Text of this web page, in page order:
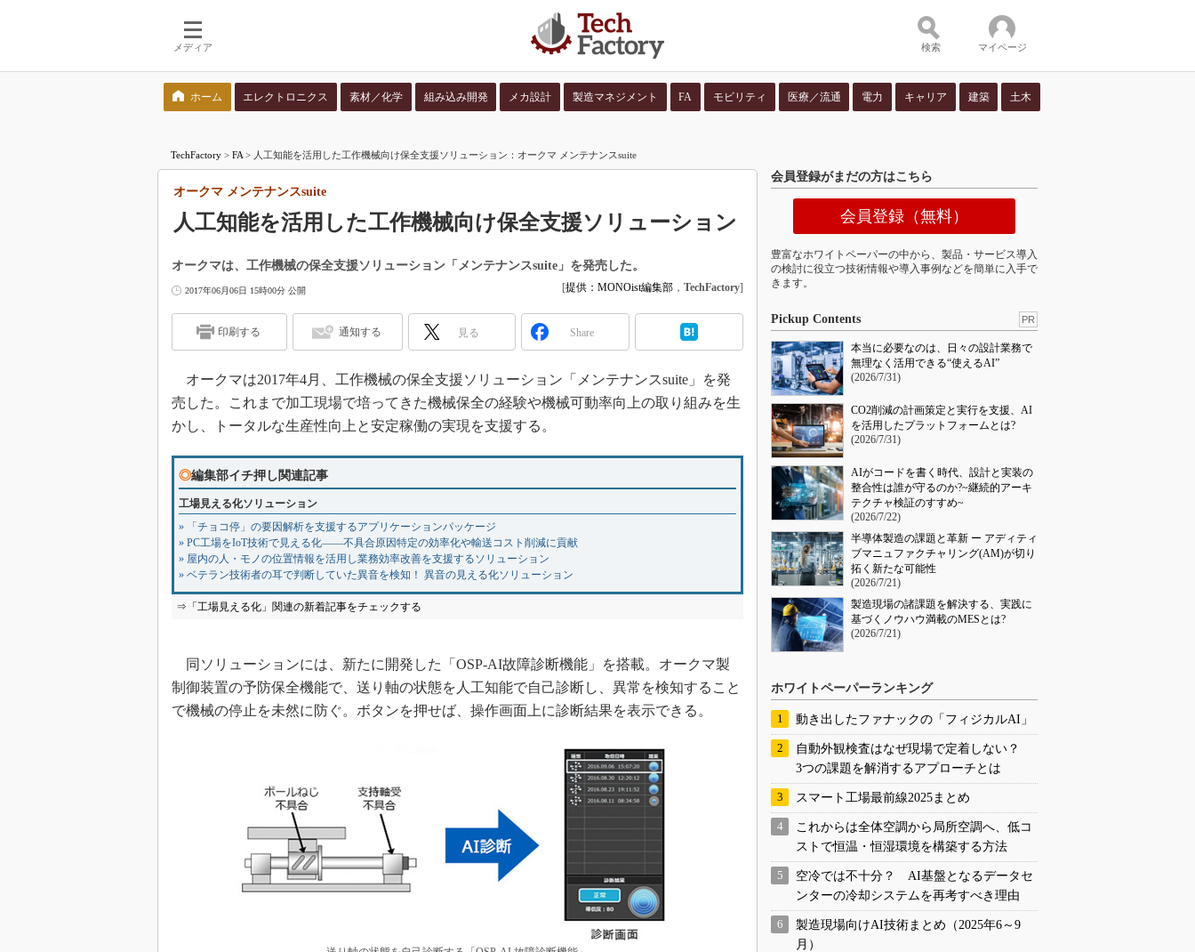
メディア 検索 マイページ
ホーム エレクトロニクス 素材／化学 組み込み開発 メカ設計 製造マネジメント FA モビリティ 医療／流通 電力 キャリア 建築 土木
TechFactory > FA > 人工知能を活用した工作機械向け保全支援ソリューション：オークマ メンテナンスsuite
人工知能を活用した工作機械向け保全支援ソリューション
オークマ メンテナンスsuite
オークマは、工作機械の保全支援ソリューション「メンテナンスsuite」を発売した。
2017年06月06日 15時00分 公開 [提供：MONOist編集部 ， TechFactory]
印刷する 通知する 見る Share
オークマは2017年4月、工作機械の保全支援ソリューション「メンテナンスsuite」を発
売した。これまで加工現場で培ってきた機械保全の経験や機械可動率向上の取り組みを生
かし、トータルな生産性向上と安定稼働の実現を支援する。
◎編集部イチ押し関連記事
工場見える化ソリューション
» 「チョコ停」の要因解析を支援するアプリケーションパッケージ
» PC工場をIoT技術で見える化――不具合原因特定の効率化や輸送コスト削減に貢献
» 屋内の人・モノの位置情報を活用し業務効率改善を支援するソリューション
» ベテラン技術者の耳で判断していた異音を検知！ 異音の見える化ソリューション
⇒「工場見える化」関連の新着記事をチェックする
同ソリューションには、新たに開発した「OSP-AI故障診断機能」を搭載。オークマ製
制御装置の予防保全機能で、送り軸の状態を人工知能で自己診断し、異常を検知すること
で機械の停止を未然に防ぐ。ボタンを押せば、操作画面上に診断結果を表示できる。
会員登録がまだの方はこちら
会員登録（無料）
豊富なホワイトペーパーの中から、製品・サービス導入
の検討に役立つ技術情報や導入事例などを簡単に入手で
きます。
Pickup Contents PR
本当に必要なのは、日々の設計業務で
無理なく活用できる“使えるAI”
(2026/7/31)
CO2削減の計画策定と実行を支援、AI
を活用したプラットフォームとは?
(2026/7/31)
AIがコードを書く時代、設計と実装の
整合性は誰が守るのか?~継続的アーキ
テクチャ検証のすすめ~
(2026/7/22)
半導体製造の課題と革新 ー アディティ
ブマニュファクチャリング(AM)が切り
拓く新たな可能性
(2026/7/21)
製造現場の諸課題を解決する、実践に
基づくノウハウ満載のMESとは?
(2026/7/21)
ホワイトペーパーランキング
動き出したファナックの「フィジカルAI」
自動外観検査はなぜ現場で定着しない？
3つの課題を解消するアプローチとは
スマート工場最前線2025まとめ
これからは全体空調から局所空調へ、低コ
ストで恒温・恒湿環境を構築する方法
空冷では不十分？ AI基盤となるデータセ
ンターの冷却システムを再考すべき理由
製造現場向けAI技術まとめ（2025年6～9
月）